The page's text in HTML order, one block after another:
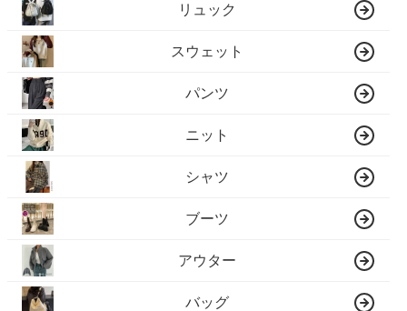
リュック
スウェット
パンツ
ニット
シャツ
ブーツ
アウター
バッグ